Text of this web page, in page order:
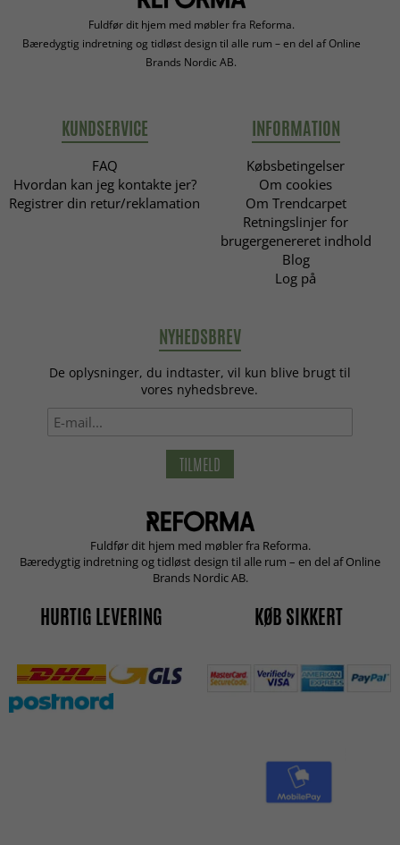
Fuldfør dit hjem med møbler fra Reforma.
Bæredygtig indretning og tidløst design til alle rum – en del af Online
Brands Nordic AB.
KUNDSERVICE
FAQ
Hvordan kan jeg kontakte jer?
Registrer din retur/reklamation
INFORMATION
Købsbetingelser
Om cookies
Om Trendcarpet
Retningslinjer for
brugergenereret indhold
Blog
Log på
NYHEDSBREV
De oplysninger, du indtaster, vil kun blive brugt til
vores nyhedsbreve.
TILMELD
Fuldfør dit hjem med møbler fra Reforma.
Bæredygtig indretning og tidløst design til alle rum – en del af Online
Brands Nordic AB.
HURTIG LEVERING KØB SIKKERT